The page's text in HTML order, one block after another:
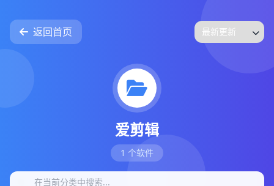
返回首页
爱剪辑
1 个软件